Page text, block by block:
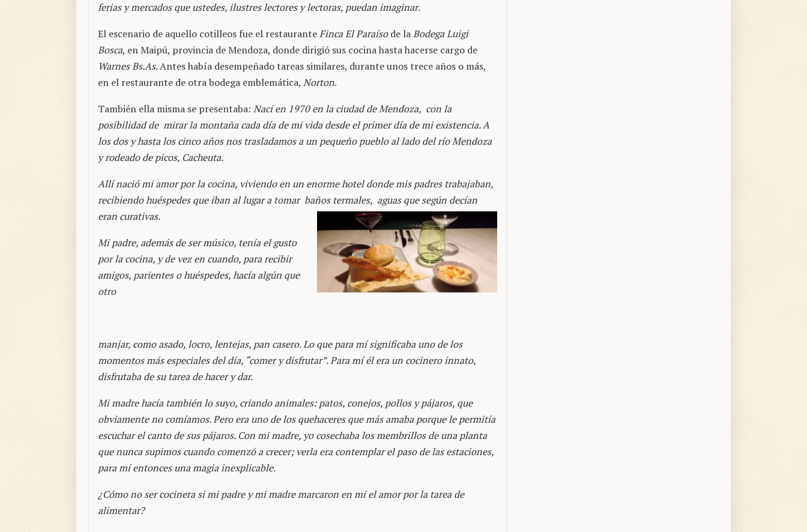
ferias y mercados que ustedes, ilustres lectores y lectoras, puedan imaginar.
El escenario de aquello cotilleos fue el restauranteFinca El Paraísode laBodega Luigi
Bosca, en Maipú, provincia de Mendoza, donde dirigió sus cocina hasta hacerse cargo de
Warnes Bs.As. Antes había desempeñado tareas similares, durante unos trece años o más,
en el restaurante de otra bodega emblemática, Norton.
También ella misma se presentaba: Nací en 1970 en la ciudad de Mendoza, con la
posibilidad de mirar la montaña cada día de mi vida desde el primer día de mi existencia. A
los dos y hasta los cinco años nos trasladamos a un pequeño pueblo al lado del río Mendoza
y rodeado de picos, Cacheuta.
Allí nació mi amor por la cocina, viviendo en un enorme hotel donde mis padres trabajaban,
recibiendo huéspedes que iban al lugar a tomar baños termales, aguas que según decían
eran curativas.
Mi padre, además de ser músico, tenía el gusto
por la cocina, y de vez en cuando, para recibir
amigos, parientes o huéspedes, hacía algún que
otro
manjar, como asado, locro, lentejas, pan casero. Lo que para mí significaba uno de los
momentos más especiales del día, “comer y disfrutar”. Para mí él era un cocinero innato,
disfrutaba de su tarea de hacer y dar.
Mi madre hacía también lo suyo, criando animales: patos, conejos, pollos y pájaros, que
obviamente no comíamos. Pero era uno de los quehaceres que más amaba porque le permitía
escuchar el canto de sus pájaros. Con mi madre, yo cosechaba los membrillos de una planta
que nunca supimos cuando comenzó a crecer; verla era contemplar el paso de las estaciones,
para mí entonces una magia inexplicable.
¿Cómo no ser cocinera si mi padre y mi madre marcaron en mí el amor por la tarea de
alimentar?